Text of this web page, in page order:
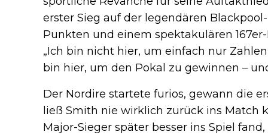
erster Sieg auf der legendären
Punkten und einem spektakulären
„Ich bin nicht hier, um einfach nur
bin hier, um den Pokal zu gewinnen –
Der Nordire startete furios, gewann die
ließ Smith nie wirklich zurück ins Match
Major-Sieger später besser ins Spiel